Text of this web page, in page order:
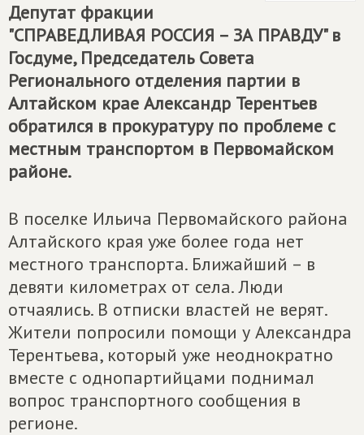
Депутат фракции
"СПРАВЕДЛИВАЯ РОССИЯ – ЗА ПРАВДУ" в
Госдуме, Председатель Совета
Регионального отделения партии в
Алтайском крае Александр Терентьев
обратился в прокуратуру по проблеме с
местным транспортом в Первомайском
районе.
В поселке Ильича Первомайского района
Алтайского края уже более года нет
местного транспорта. Ближайший – в
девяти километрах от села. Люди
отчаялись. В отписки властей не верят.
Жители попросили помощи у Александра
Терентьева, который уже неоднократно
вместе с однопартийцами поднимал
вопрос транспортного сообщения в
регионе.